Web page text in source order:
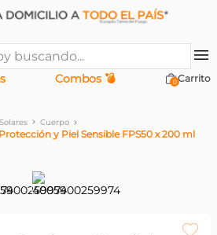
Combos 💣 0
Solares Cuerpo
y Piel Sensible FPS50 x 200 ml